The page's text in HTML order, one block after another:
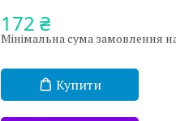
172 ₴
Мінімальна сума замовлення на
Купити